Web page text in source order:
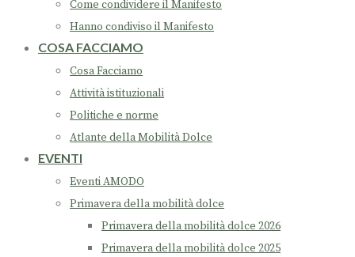
Come condividere il Manifesto
Hanno condiviso il Manifesto
COSA FACCIAMO
Cosa Facciamo
Attività istituzionali
Politiche e norme
Atlante della Mobilità Dolce
EVENTI
Eventi AMODO
Primavera della mobilità dolce
Primavera della mobilità dolce 2026
Primavera della mobilità dolce 2025